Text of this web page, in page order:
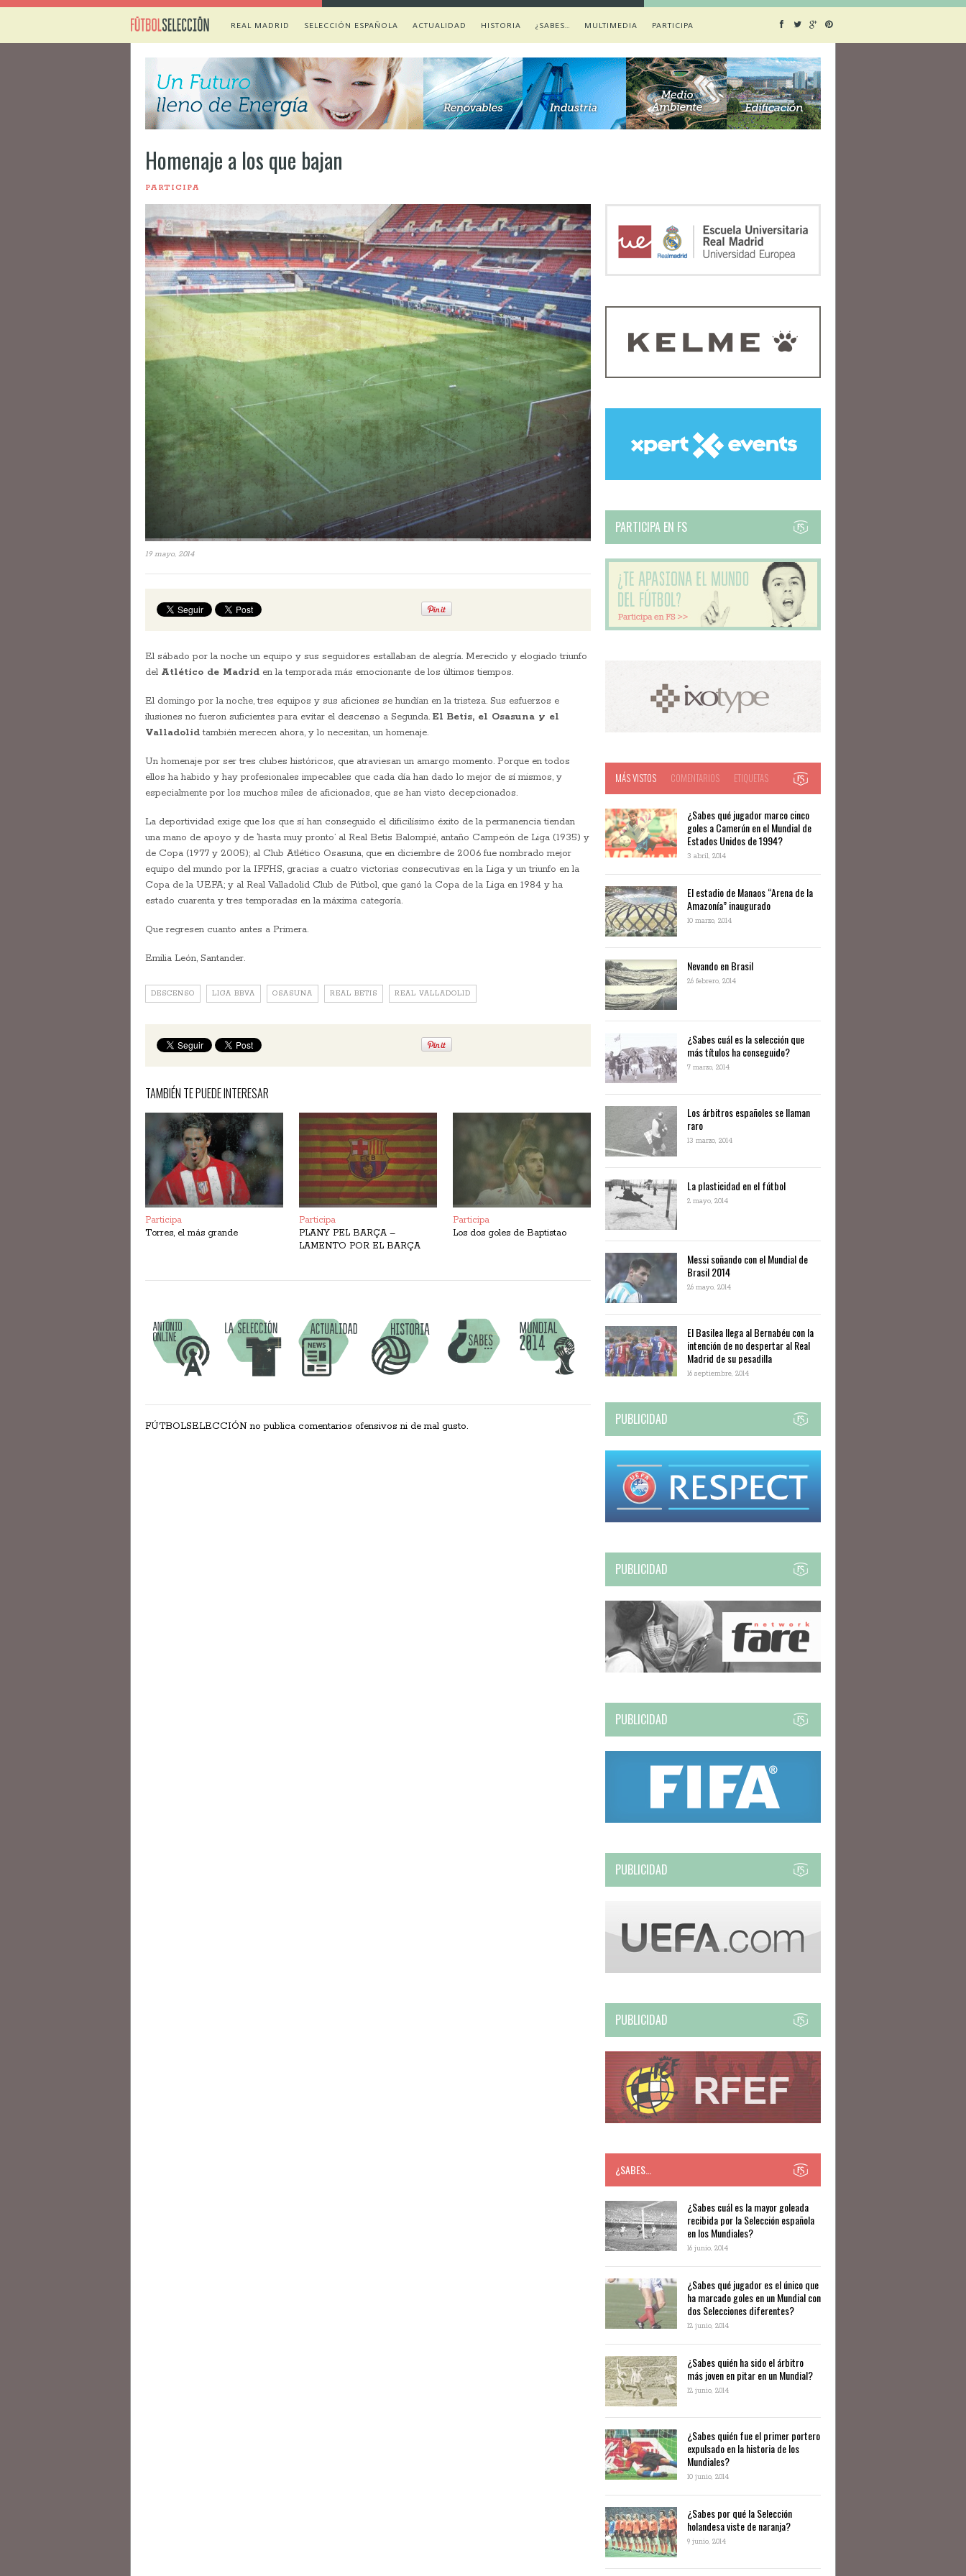
REAL MADRID SELECCIÓN ESPAÑOLA ACTUALIDAD HISTORIA ¿SABES… MULTIMEDIA PARTICIPA
Homenaje a los que bajan
PARTICIPA
19 mayo, 2014
El sábado por la noche un equipo y sus seguidores estallaban de alegría. Merecido y elogiado triunfo
del Atlético de Madrid en la temporada más emocionante de los últimos tiempos.
El domingo por la noche, tres equipos y sus aficiones se hundían en la tristeza. Sus esfuerzos e
ilusiones no fueron suficientes para evitar el descenso a Segunda. El Betis, el Osasuna y el
Valladolidtambién merecen ahora, y lo necesitan, un homenaje.
Un homenaje por ser tres clubes históricos, que atraviesan un amargo momento. Porque en todos
ellos ha habido y hay profesionales impecables que cada día han dado lo mejor de sí mismos, y
especialmente por los muchos miles de aficionados, que se han visto decepcionados.
La deportividad exige que los que sí han conseguido el dificilísimo éxito de la permanencia tiendan
una mano de apoyo y de ‘hasta muy pronto’ al Real Betis Balompié, antaño Campeón de Liga (1935) y
de Copa (1977 y 2005); al Club Atlético Osasuna, que en diciembre de 2006 fue nombrado mejor
equipo del mundo por la IFFHS, gracias a cuatro victorias consecutivas en la Liga y un triunfo en la
Copa de la UEFA; y al Real Valladolid Club de Fútbol, que ganó la Copa de la Liga en 1984 y ha
estado cuarenta y tres temporadas en la máxima categoría.
Que regresen cuanto antes a Primera.
Emilia León, Santander.
DESCENSO LIGA BBVA OSASUNA REAL BETIS REAL VALLADOLID
TAMBIÉN TE PUEDE INTERESAR
Participa
Torres, el más grande
Participa
PLANY PEL BARÇA –
LAMENTO POR EL BARÇA
Participa
Los dos goles de Baptistao
FÚTBOLSELECCIÓN no publica comentarios ofensivos ni de mal gusto.
PARTICIPA EN FS
MÁS VISTOS COMENTARIOS ETIQUETAS
¿Sabes qué jugador marco cinco
goles a Camerún en el Mundial de
Estados Unidos de 1994?
3 abril, 2014
El estadio de Manaos “Arena de la
Amazonía” inaugurado
10 marzo, 2014
Nevando en Brasil
26 febrero, 2014
¿Sabes cuál es la selección que
más títulos ha conseguido?
7 marzo, 2014
Los árbitros españoles se llaman
raro
13 marzo, 2014
La plasticidad en el fútbol
2 mayo, 2014
Messi soñando con el Mundial de
Brasil 2014
26 mayo, 2014
El Basilea llega al Bernabéu con la
intención de no despertar al Real
Madrid de su pesadilla
16 septiembre, 2014
PUBLICIDAD
PUBLICIDAD
PUBLICIDAD
PUBLICIDAD
PUBLICIDAD
¿SABES…
​​¿Sabes cuál es la mayor goleada
recibida por la Selección española
en los Mundiales?
16 junio, 2014
¿Sabes qué jugador es el único que
ha marcado goles en un Mundial con
dos Selecciones diferentes?
12 junio, 2014
¿Sabes quién ha sido el árbitro
más joven en pitar en un Mundial?
12 junio, 2014
¿Sabes quién fue el primer portero
expulsado en la historia de los
Mundiales?
10 junio, 2014
​¿Sabes por qué la Selección
holandesa viste de naranja?
9 junio, 2014